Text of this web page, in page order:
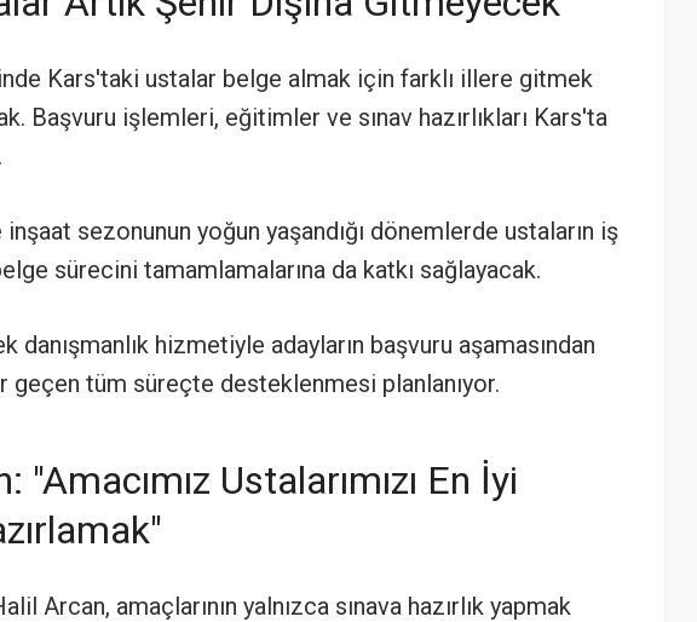
Kars'taki ustalar belge almak için farklı illere gitmek
Başvuru işlemleri, eğitimler ve sınav hazırlıkları Kars'ta
sezonunun yoğun yaşandığı dönemlerde ustaların iş
sürecini tamamlamalarına da katkı sağlayacak.
hizmetiyle adayların başvuru aşamasından
geçen tüm süreçte desteklenmesi planlanıyor.
"Amacımız Ustalarımızı En İyi
Arcan, amaçlarının yalnızca sınava hazırlık yapmak